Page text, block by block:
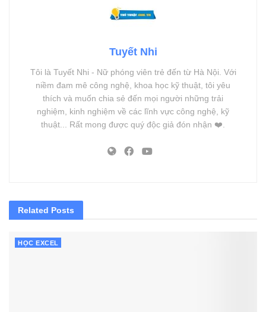
Tuyết Nhi
Tôi là Tuyết Nhi - Nữ phóng viên trẻ đến từ Hà Nội. Với
niềm đam mê công nghệ, khoa học kỹ thuật, tôi yêu
thích và muốn chia sẻ đến mọi người những trải
nghiệm, kinh nghiệm về các lĩnh vực công nghệ, kỹ
thuật... Rất mong được quý độc giả đón nhận ❤️.
Related Posts
HỌC EXCEL